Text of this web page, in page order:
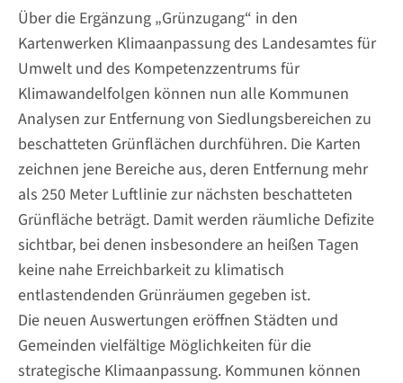
Über die Ergänzung „Grünzugang“ in den
Kartenwerken Klimaanpassung des Landesamtes für
Umwelt und des Kompetenzzentrums für
Klimawandelfolgen können nun alle Kommunen
Analysen zur Entfernung von Siedlungsbereichen zu
beschatteten Grünflächen durchführen. Die Karten
zeichnen jene Bereiche aus, deren Entfernung mehr
als 250 Meter Luftlinie zur nächsten beschatteten
Grünfläche beträgt. Damit werden räumliche Defizite
sichtbar, bei denen insbesondere an heißen Tagen
keine nahe Erreichbarkeit zu klimatisch
entlastendenden Grünräumen gegeben ist.
Die neuen Auswertungen eröffnen Städten und
Gemeinden vielfältige Möglichkeiten für die
strategische Klimaanpassung. Kommunen können